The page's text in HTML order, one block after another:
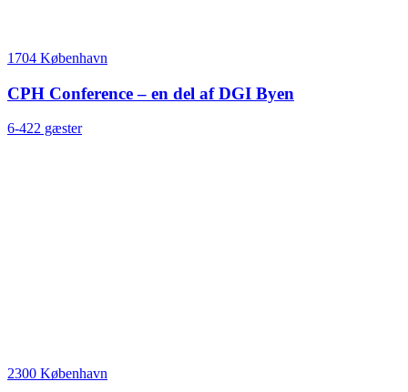
1704 København
CPH Conference – en del af DGI Byen
6-422 gæster
2300 København